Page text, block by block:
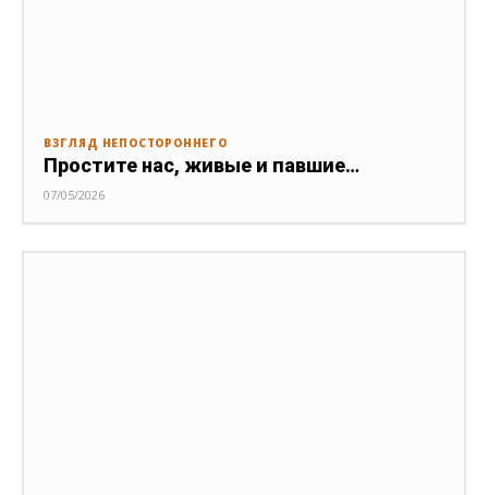
ВЗГЛЯД НЕПОСТОРОННЕГО
Простите нас, живые и павшие…
07/05/2026